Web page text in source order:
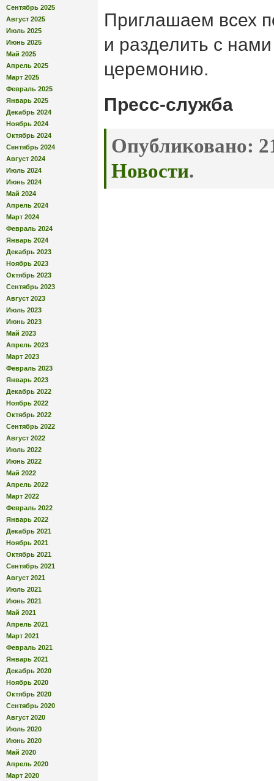
Сентябрь 2025
Август 2025
Июль 2025
Июнь 2025
Май 2025
Апрель 2025
Март 2025
Февраль 2025
Январь 2025
Декабрь 2024
Ноябрь 2024
Октябрь 2024
Сентябрь 2024
Август 2024
Июль 2024
Июнь 2024
Май 2024
Апрель 2024
Март 2024
Февраль 2024
Январь 2024
Декабрь 2023
Ноябрь 2023
Октябрь 2023
Сентябрь 2023
Август 2023
Июль 2023
Июнь 2023
Май 2023
Апрель 2023
Март 2023
Февраль 2023
Январь 2023
Декабрь 2022
Ноябрь 2022
Октябрь 2022
Сентябрь 2022
Август 2022
Июль 2022
Июнь 2022
Май 2022
Апрель 2022
Март 2022
Февраль 2022
Январь 2022
Декабрь 2021
Ноябрь 2021
Октябрь 2021
Сентябрь 2021
Август 2021
Июль 2021
Июнь 2021
Май 2021
Апрель 2021
Март 2021
Февраль 2021
Январь 2021
Декабрь 2020
Ноябрь 2020
Октябрь 2020
Сентябрь 2020
Август 2020
Июль 2020
Июнь 2020
Май 2020
Апрель 2020
Март 2020
Приглашаем всех
и разделить с
церемонию.
Пресс-служба
Опубликовано:
Новости.